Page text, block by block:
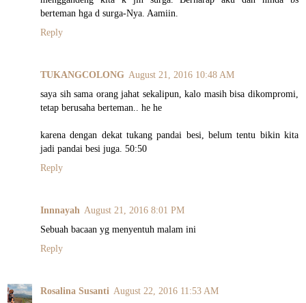
berteman hga d surga-Nya. Aamiin.
Reply
TUKANGCOLONG August 21, 2016 10:48 AM
saya sih sama orang jahat sekalipun, kalo masih bisa dikompromi,
tetap berusaha berteman.. he he
karena dengan dekat tukang pandai besi, belum tentu bikin kita
jadi pandai besi juga. 50:50
Reply
Innnayah August 21, 2016 8:01 PM
Sebuah bacaan yg menyentuh malam ini
Reply
Rosalina Susanti August 22, 2016 11:53 AM